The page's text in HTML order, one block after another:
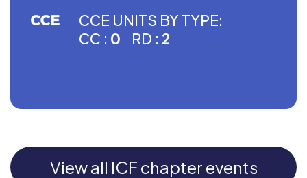
CCE UNITS BY TYPE:
CC : 0 RD : 2
View all ICF chapter events